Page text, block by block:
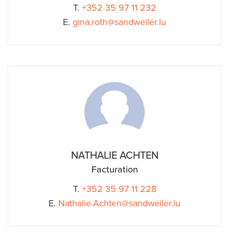
T. +352 35 97 11 232
E. gina.roth@sandweiler.lu
NATHALIE ACHTEN
Facturation
T. +352 35 97 11 228
E. Nathalie.Achten@sandweiler.lu